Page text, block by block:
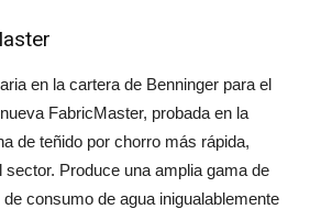
en la cartera de Benninger para el
FabricMaster, probada en la
de teñido por chorro más rápida,
Produce una amplia gama de
consumo de agua inigualablemente